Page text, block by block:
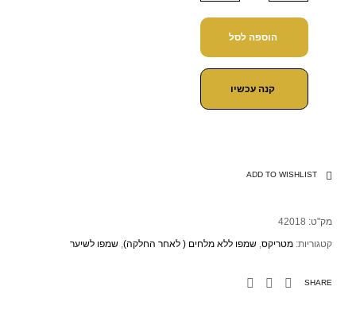
הוספה לסל
קנה עכשיו
ADD TO WISHLIST
מק"ט: 42018
קטגוריות: מטריקס, שמפו ללא מלחים ( לאחר החלקה), שמפו לשיער
SHARE